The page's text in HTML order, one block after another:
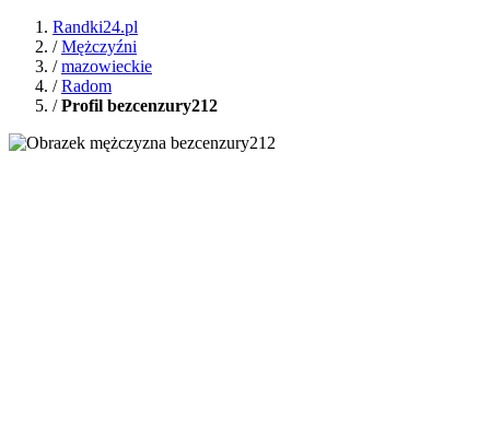
Randki24.pl
/Mężczyźni
/mazowieckie
/Radom
/Profil bezcenzury212